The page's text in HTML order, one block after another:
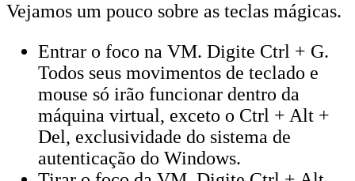
Vejamos um pouco sobre as teclas mágicas.
Entrar o foco na VM. Digite Ctrl + G.
Todos seus movimentos de teclado e
mouse só irão funcionar dentro da
máquina virtual, exceto o Ctrl + Alt +
Del, exclusividade do sistema de
autenticação do Windows.